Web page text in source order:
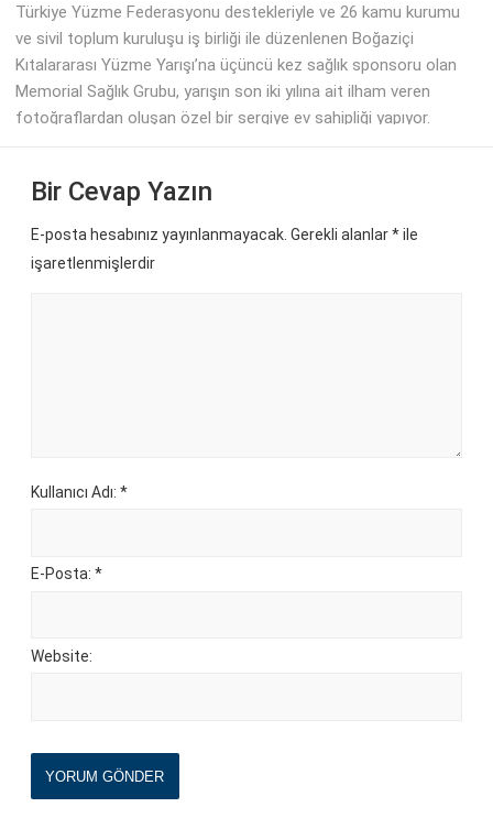
Türkiye Yüzme Federasyonu destekleriyle ve 26 kamu kurumu
ve sivil toplum kuruluşu iş birliği ile düzenlenen Boğaziçi
Kıtalararası Yüzme Yarışı’na üçüncü kez sağlık sponsoru olan
Memorial Sağlık Grubu, yarışın son iki yılına ait ilham veren
fotoğraflardan oluşan özel bir sergiye ev sahipliği yapıyor.
Bir Cevap Yazın
E-posta hesabınız yayınlanmayacak. Gerekli alanlar*ile
işaretlenmişlerdir
Kullanıcı Adı: *
E-Posta: *
Website:
YORUM GÖNDER